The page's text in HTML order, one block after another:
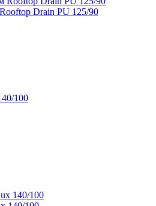
Drain PU 125/90
100
140/100